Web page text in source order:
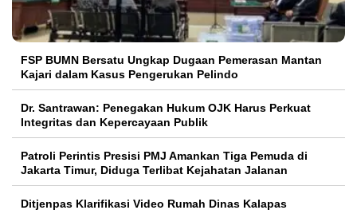
FSP BUMN Bersatu Ungkap Dugaan Pemerasan Mantan
Kajari dalam Kasus Pengerukan Pelindo
Dr. Santrawan: Penegakan Hukum OJK Harus Perkuat
Integritas dan Kepercayaan Publik
Patroli Perintis Presisi PMJ Amankan Tiga Pemuda di
Jakarta Timur, Diduga Terlibat Kejahatan Jalanan
Ditjenpas Klarifikasi Video Rumah Dinas Kalapas